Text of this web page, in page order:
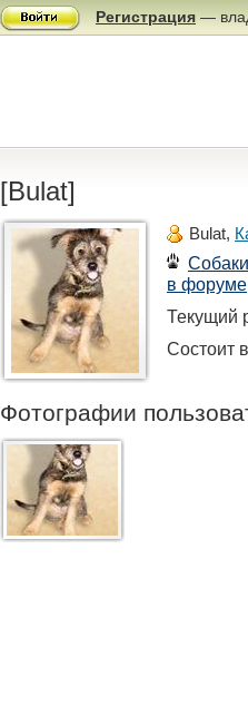
Регистрация —
[Bulat]
Bulat,
Собаки
в форуме
Текущий
Состоит
Фотографии